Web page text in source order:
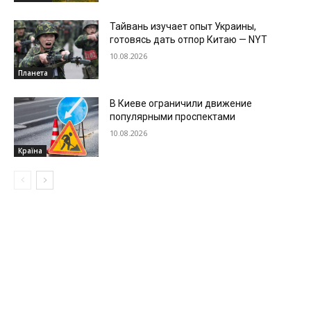
Планета
Тайвань изучает опыт Украины,
готовясь дать отпор Китаю — NYT
10.08.2026
Країна
В Киеве ограничили движение
популярными проспектами
10.08.2026